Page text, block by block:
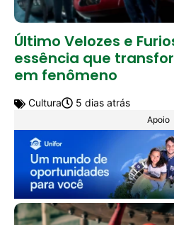
Último Velozes e
essência que
em fenômeno
Cultura 5 dias atrás
Apoio